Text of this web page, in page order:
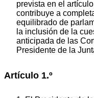
prevista en el
contribuye a
equilibrado de
la inclusión de la
anticipada de las
Presidente de la
Artículo 1.º